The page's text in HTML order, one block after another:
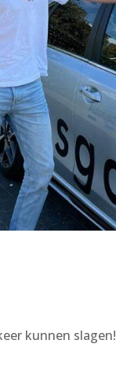
kunnen slagen!